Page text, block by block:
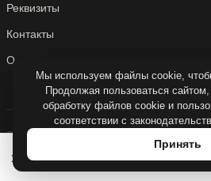
14 310 Р
Реквизиты
Контакты
О нас
© 2026 Антикварня
Над сайтом работали
quadruple.dev
Мы используем файлы cookie,
Продолжая пользоваться
обработку файлов cookie и
соответствии с
Принять